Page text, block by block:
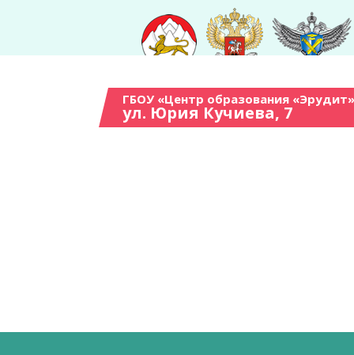
ГБОУ «Центр образования
ул. Юрия Кучиева, 7